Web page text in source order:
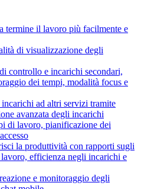
termine il lavoro più facilmente e
di visualizzazione degli
controllo e incarichi secondari,
dei tempi, modalità focus e
ad altri servizi tramite
avanzata degli incarichi
di lavoro, pianificazione dei
la produttività con rapporti sugli
efficienza negli incarichi e
e monitoraggio degli